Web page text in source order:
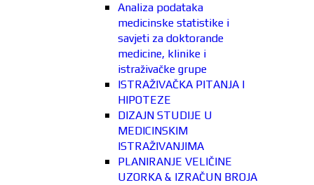
Analiza podataka
medicinske statistike i
savjeti za doktorande
medicine, klinike i
istraživačke grupe
ISTRAŽIVAČKA PITANJA I
HIPOTEZE
DIZAJN STUDIJE U
MEDICINSKIM
ISTRAŽIVANJIMA
PLANIRANJE VELIČINE
UZORKA & IZRAČUN BROJA